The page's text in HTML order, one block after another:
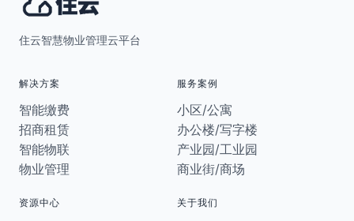
住云智慧物业管理云平台
解决方案
智能缴费
招商租赁
智能物联
物业管理
服务案例
小区/公寓
办公楼/写字楼
产业园/工业园
商业街/商场
资源中心 关于我们